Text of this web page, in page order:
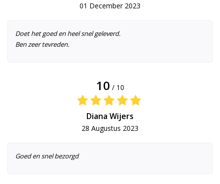
01 December 2023
Doet het goed en heel snel geleverd.
Ben zeer tevreden.
10 / 10
Diana Wijers
28 Augustus 2023
Goed en snel bezorgd